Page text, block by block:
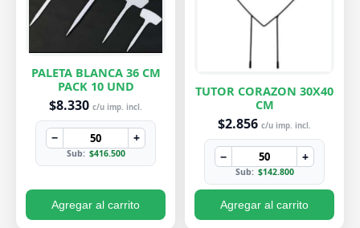
PALETA BLANCA 36 CM
PACK 10 UND
$8.330 c/u imp. incl.
− +
Sub: $416.500
Agregar al carrito
TUTOR CORAZON 30X40
CM
$2.856 c/u imp. incl.
− +
Sub: $142.800
Agregar al carrito